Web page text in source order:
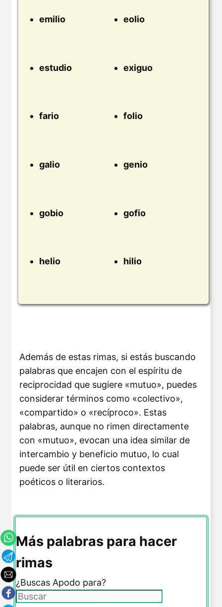
emilio eolio
estudio exiguo
fario folio
galio genio
gobio gofio
helio hilio
Además de estas rimas, si estás buscando
palabras que encajen con el espíritu de
reciprocidad que sugiere «mutuo», puedes
considerar términos como «colectivo»,
«compartido» o «recíproco». Estas
palabras, aunque no rimen directamente
con «mutuo», evocan una idea similar de
intercambio y beneficio mutuo, lo cual
puede ser útil en ciertos contextos
poéticos o literarios.
Más palabras para hacer
rimas
¿Buscas Apodo para?